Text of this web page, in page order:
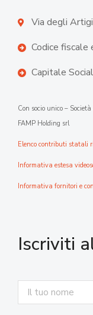
Via degli
Codice
Capitale
Con socio unico –
FAMP Holding srl
Elenco contributi statali
Informativa estesa
Informativa fornitori e
Iscriviti